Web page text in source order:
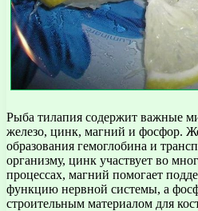
Рыба тилапия содержит важные
железо, цинк, магний и фосфор.
образования гемоглобина и
организму, цинк участвует во
процессах, магний помогает
функцию нервной системы, а
строительным материалом для